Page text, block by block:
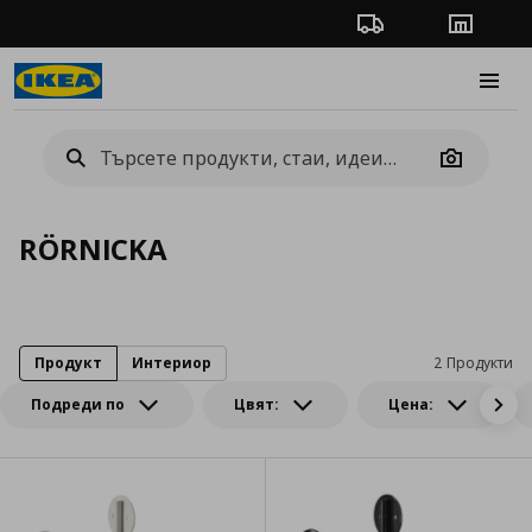
Проследяване на
Camera
RÖRNICKA
Подреди по Цвят: Цена:
2 Продукти
Продукт Интериор